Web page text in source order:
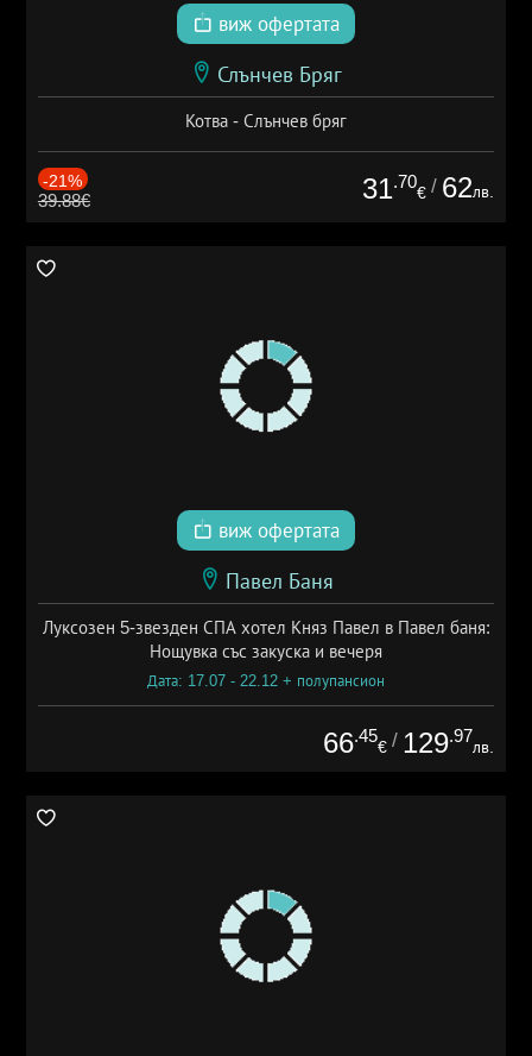
виж офертата
Слънчев Бряг
Котва - Слънчев бряг
-21%
39.88€ 31.70
€ / 62лв.
виж офертата
Павел Баня
Луксозен 5-звезден СПА хотел Княз Павел в Павел баня:
Нощувка със закуска и вечеря
Дата: 17.07 - 22.12 + полупансион
66.45
€ / 129.97
лв.